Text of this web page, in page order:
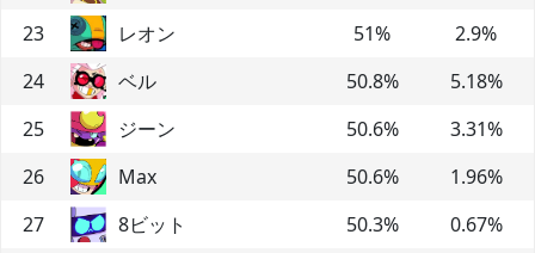
23
レオン 51% 2.9%
24
ベル 50.8% 5.18%
25
ジーン 50.6% 3.31%
26
Max 50.6% 1.96%
27
8ビット 50.3% 0.67%